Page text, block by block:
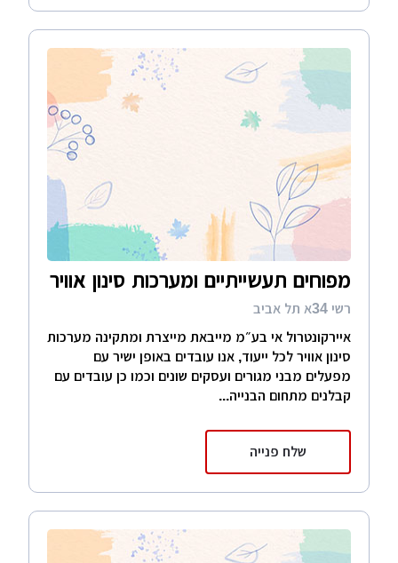
מפוחים תעשייתיים ומערכות סינון אוויר
רשי 34א תל אביב
איירקונטרול אי בע״מ מייבאת מייצרת ומתקינה מערכות
סינון אוויר לכל ייעוד, אנו עובדים באופן ישיר עם
מפעלים מבני מגורים ועסקים שונים וכמו כן עובדים עם
קבלנים מתחום הבנייה...
שלח פנייה